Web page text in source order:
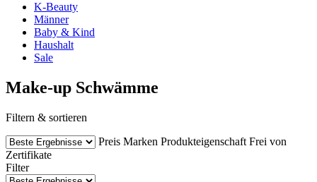
K-Beauty
Männer
Baby & Kind
Haushalt
Sale
Make-up Schwämme
Filtern & sortieren
Preis Marken Produkteigenschaft Frei von
Zertifikate
Filter